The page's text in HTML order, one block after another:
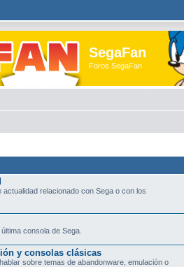
SegaFan
Foros SegaFan
relacionado con Sega o con los
consola de Sega.
y consolas clásicas
sobre temas de abandonware, emulación o